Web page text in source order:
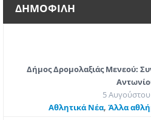
ΔΗΜΟΦΙΛΗ
Δήμος Δρομολαξιάς Μενεού:
5
Αθλητικά Νέα,Άλλα